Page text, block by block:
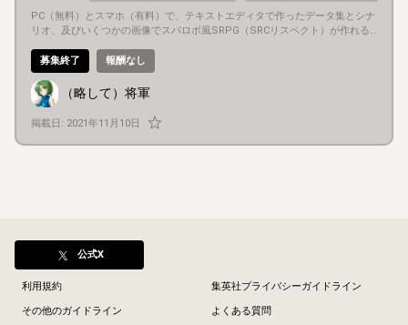
PC（無料）とスマホ（有料）で、テキストエディタで作ったデータ集とシナ
リオ、及びいくつかの画像でスパロボ風SRPG（SRCリスペクト）が作れる
ki https://w.atwiki.jp/neosrchelp/ ※あぷろだ https://ux.getuploader.com
/DreamCross/ ※youtube動画 https://youtu.be/O-_irStdnXo ※掲示板 http:/
/jbbs.shitaraba.net/game/49696/ ※（関連企画）キャラクター投稿所 http
s://w.atwiki.jp/syougunmk-9/ Ver.2に移行して、戦闘アニメが実行できるよ
うになりましたが、シナリオが自作分しかなく新たに手を出そうにも要望や
画像素材等が少なくて難儀しております。 【募集対象】 ※プログラマー・エ
ンジニア 製作お手伝いしてくださる方（AS3・Starling・Featherを使用し
上記以外のメンバーも含めて幅広く参加してくれる方を募集しております。
募集終了 報酬なし
（略して）将軍
掲載日: 2021年11月10日
公式X
利用規約 集英社プライバシーガイドライン
その他のガイドライン よくある質問